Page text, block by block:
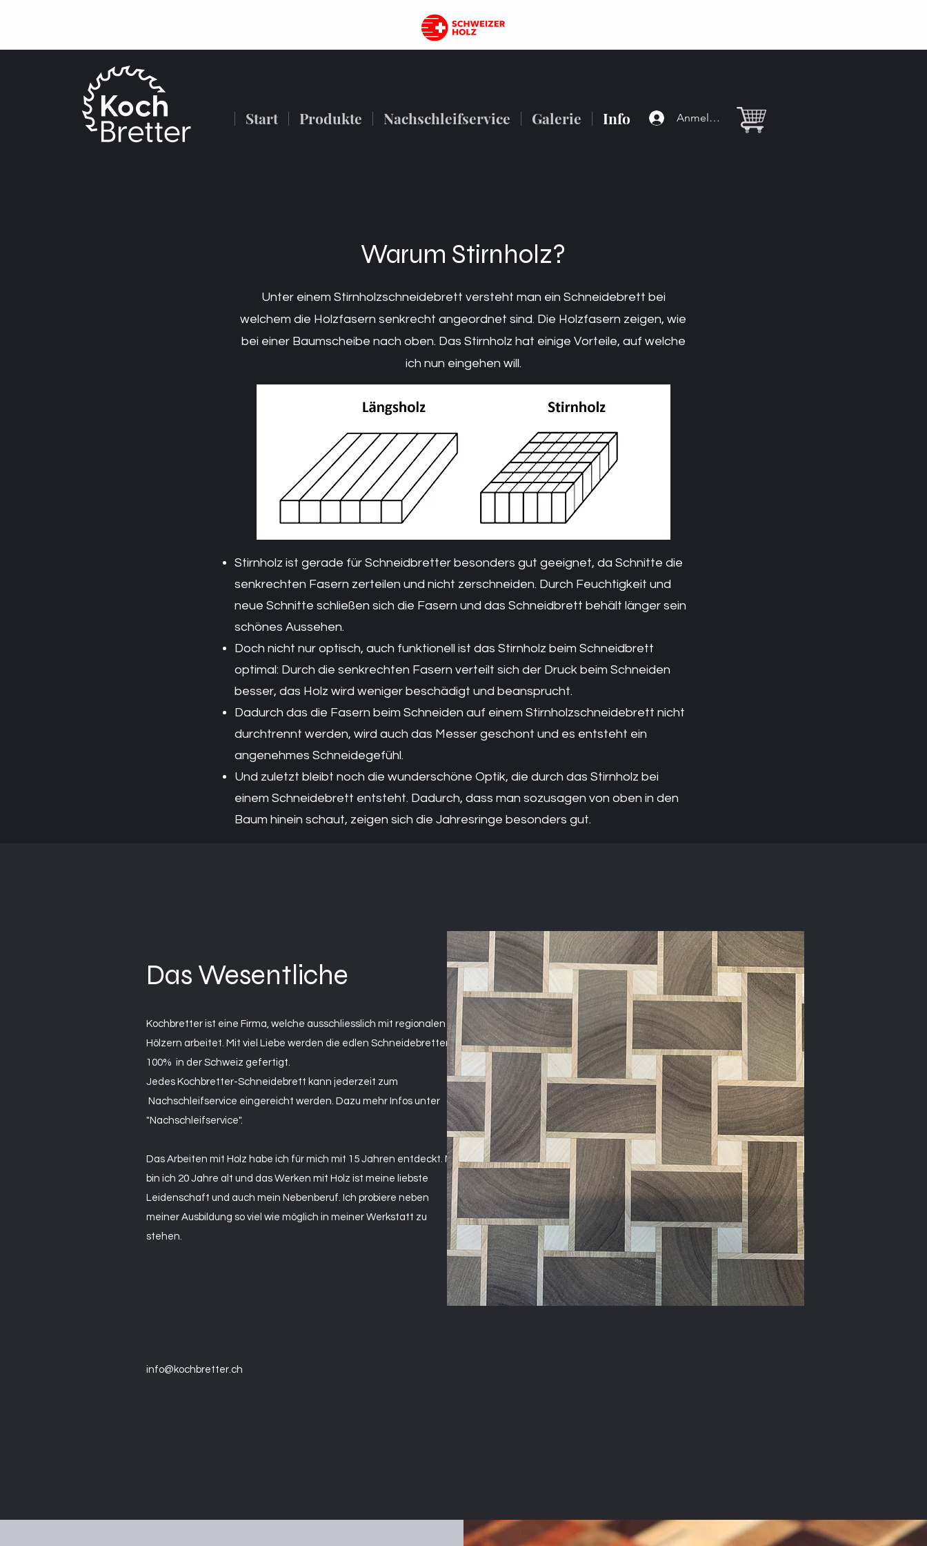
Start Produkte Nachschleifservice Galerie Info Anmelden
Warum Stirnholz?
Unter einem Stirnholzschneidebrett versteht man ein Schneidebrett bei
welchem die Holzfasern senkrecht angeordnet sind. Die Holzfasern zeigen, wie
bei einer Baumscheibe nach oben. Das Stirnholz hat einige Vorteile, auf welche
ich nun eingehen will.
Stirnholz ist gerade für Schneidbretter besonders gut geeignet, da Schnitte die
senkrechten Fasern zerteilen und nicht zerschneiden. Durch Feuchtigkeit und
neue Schnitte schließen sich die Fasern und das Schneidbrett behält länger sein
schönes Aussehen.
Doch nicht nur optisch, auch funktionell ist das Stirnholz beim Schneidbrett
optimal: Durch die senkrechten Fasern verteilt sich der Druck beim Schneiden
besser, das Holz wird weniger beschädigt und beansprucht.
Dadurch das die Fasern beim Schneiden auf einem Stirnholzschneidebrett nicht
durchtrennt werden, wird auch das Messer geschont und es entsteht ein
angenehmes Schneidegefühl.
Und zuletzt bleibt noch die wunderschöne Optik, die durch das Stirnholz bei
einem Schneidebrett entsteht. Dadurch, dass man sozusagen von oben in den
Baum hinein schaut, zeigen sich die Jahresringe besonders gut.
Das Wesentliche
Kochbretter ist eine Firma, welche ausschliesslich mit regionalen
Hölzern arbeitet. Mit viel Liebe werden die edlen Schneidebretter zu
100% in der Schweiz gefertigt.
Jedes Kochbretter-Schneidebrett kann jederzeit zum
Nachschleifservice eingereicht werden. Dazu mehr Infos unter
"Nachschleifservice".
Das Arbeiten mit Holz habe ich für mich mit 15 Jahren entdeckt. Nun
bin ich 20 Jahre alt und das Werken mit Holz ist meine liebste
Leidenschaft und auch mein Nebenberuf. Ich probiere neben
meiner Ausbildung so viel wie möglich in meiner Werkstatt zu
stehen.
info@kochbretter.ch